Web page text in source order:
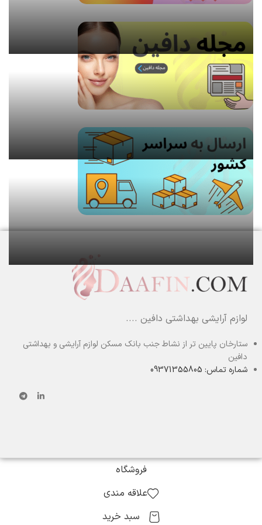
لوازم آرایشی بهداشتی دافین ....
ستارخان پایین تر از نشاط جنب بانک مسکن لوازم آرایشی و بهداشتی
دافین
شماره تماس: 09371355805
فروشگاه
علاقه مندی
سبد خرید